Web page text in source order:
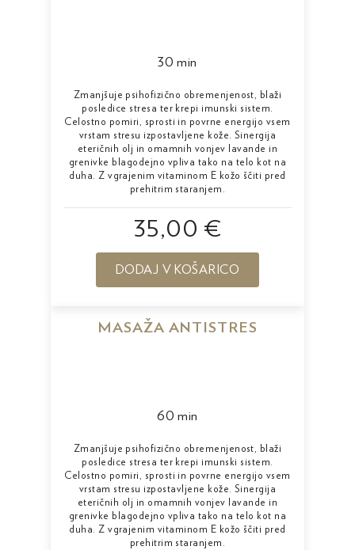
30 min
Zmanjšuje psihofizično obremenjenost, blaži
posledice stresa ter krepi imunski sistem.
Celostno pomiri, sprosti in povrne energijo vsem
vrstam stresu izpostavljene kože. Sinergija
eteričnih olj in omamnih vonjev lavande in
grenivke blagodejno vpliva tako na telo kot na
duha. Z vgrajenim vitaminom E kožo ščiti pred
prehitrim staranjem.
35,00 €
DODAJ V KOŠARICO
MASAŽA ANTISTRES
60 min
Zmanjšuje psihofizično obremenjenost, blaži
posledice stresa ter krepi imunski sistem.
Celostno pomiri, sprosti in povrne energijo vsem
vrstam stresu izpostavljene kože. Sinergija
eteričnih olj in omamnih vonjev lavande in
grenivke blagodejno vpliva tako na telo kot na
duha. Z vgrajenim vitaminom E kožo ščiti pred
prehitrim staranjem.